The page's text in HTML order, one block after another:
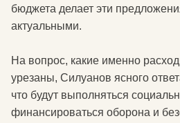
бюджета делает эти
актуальными.
На вопрос, какие именно
урезаны, Силуанов ясного
что будут выполняться
финансироваться оборона и